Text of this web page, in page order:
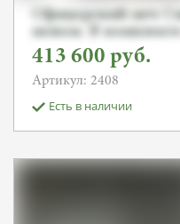
Офицерский меч
моном. В
413 600 руб.
Артикул: 2408
Есть в наличии